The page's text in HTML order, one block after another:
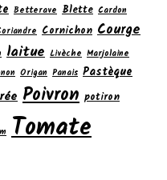
Betterave Blette Cardon
Cornichon Courge
laitue Livèche Marjolaine
Origan Panais Pastèque
Poivron potiron
Tomate